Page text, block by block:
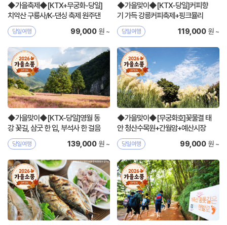
◆가을축제◆[KTX+무궁화-당일]
치악산 구룡사/K-댄싱 축제 원주댄
싱카니발
당일여행 99,000원 ~
◆가을맞이◆[KTX-당일]커피향
기 가득 강릉커피축제+핑크뮬리
당일여행 119,000원 ~
◆가을맞이◆[KTX-당일]영월 동
강 꽃길, 삼굿 한 입, 부석사 한 걸음
당일여행 139,000원 ~
◆가을맞이◆[무궁화호]꽃물결 태
안 청산수목원+간월암+예산시장
당일여행 99,000원 ~